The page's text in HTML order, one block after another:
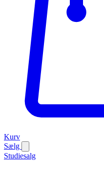
Kurv
Sælg
Studiesalg